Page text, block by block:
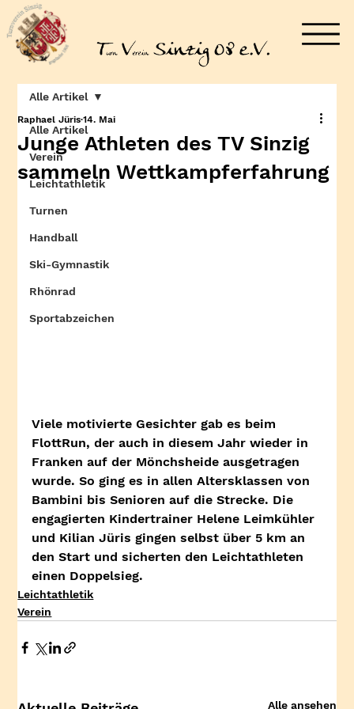
Alle Artikel
Verein
Leichtathletik
Turnen
Handball
Ski-Gymnastik
Rhönrad
Sportabzeichen
Alle Artikel
Junge Athleten des TV Sinzig
sammeln Wettkampferfahrung
Raphael Jüris 14. Mai
Viele motivierte Gesichter gab es beim
FlottRun, der auch in diesem Jahr wieder in
Franken auf der Mönchsheide ausgetragen
wurde. So ging es in allen Altersklassen von
Bambini bis Senioren auf die Strecke. Die
engagierten Kindertrainer Helene Leimkühler
und Kilian Jüris gingen selbst über 5 km an
den Start und sicherten den Leichtathleten
einen Doppelsieg.
Leichtathletik
Verein
Alle ansehen